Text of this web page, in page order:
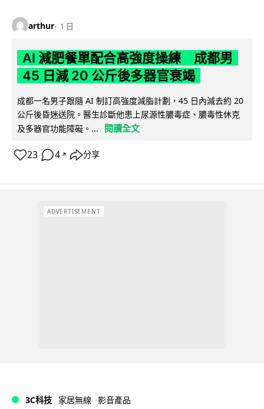
arthur 1 日
AI 減肥餐單配合高強度操練 成都男
45 日減 20 公斤後多器官衰竭
成都一名男子跟隨 AI 制訂高強度減脂計劃，45 日內減去約 20
公斤後昏迷送院。醫生診斷他患上尿源性膿毒症、膿毒性休克
及多器官功能障礙。...
閱讀全文
23 4 ↗ 分享
ADVERTISEMENT
3C科技 家居無線 影音產品